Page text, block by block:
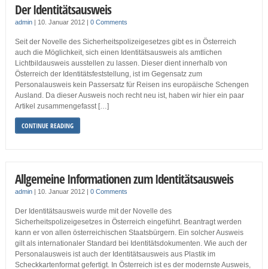
Der Identitätsausweis
admin| 10. Januar 2012 | 0 Comments
Seit der Novelle des Sicherheitspolizeigesetzes gibt es in Österreich
auch die Möglichkeit, sich einen Identitätsausweis als amtlichen
Lichtbildausweis ausstellen zu lassen. Dieser dient innerhalb von
Österreich der Identitätsfeststellung, ist im Gegensatz zum
Personalausweis kein Passersatz für Reisen ins europäische Schengen
Ausland. Da dieser Ausweis noch recht neu ist, haben wir hier ein paar
Artikel zusammengefasst […]
CONTINUE READING
Allgemeine Informationen zum Identitätsausweis
admin| 10. Januar 2012 | 0 Comments
Der Identitätsausweis wurde mit der Novelle des
Sicherheitspolizeigesetzes in Österreich eingeführt. Beantragt werden
kann er von allen österreichischen Staatsbürgern. Ein solcher Ausweis
gilt als internationaler Standard bei Identitätsdokumenten. Wie auch der
Personalausweis ist auch der Identitätsausweis aus Plastik im
Scheckkartenformat gefertigt. In Österreich ist es der modernste Ausweis,